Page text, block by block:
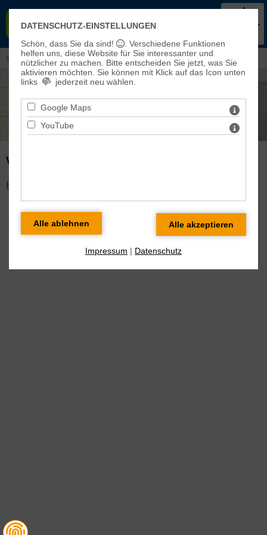
HAUSEN-SONDERSHAUSEN
Sie sind hier:Veranstaltungen und Aktuelles> Veranstaltungen
VERANSTALTUNG DETAILS
Es gibt keine Veranstaltung mit dieser ID!
DATENSCHUTZ-EINSTELLUNGEN
Schön, dass Sie da sind!
. Verschiedene Funktionen
helfen uns, diese Website für Sie interessanter und
nützlicher zu machen.
Bitte entscheiden Sie jetzt, was Sie
aktivieren möchten. Sie können mit Klick auf das Icon unten
links
jederzeit neu wählen.
Google Maps
YouTube
Impressum | Datenschutz